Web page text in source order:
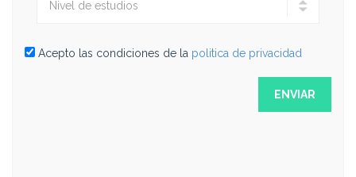
Acepto las condiciones de la politica de privacidad